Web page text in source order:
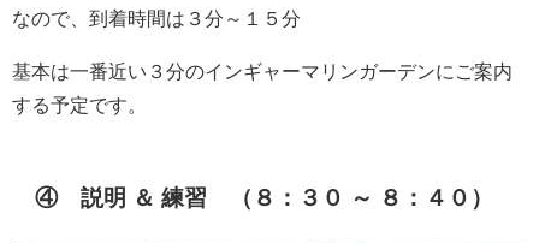
なので、到着時間は３分～１５分
基本は一番近い３分のインギャーマリンガーデンにご案内
する予定です。
④ 説明 ＆ 練習 （８：３０ ～ ８：４０）